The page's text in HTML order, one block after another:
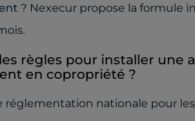
? Nexecur propose la formule
règles pour installer une
en copropriété ?
réglementation nationale pour